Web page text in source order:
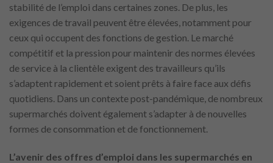
stabilité de l’emploi dans certaines zones. De plus, les
exigences de travail peuvent être élevées, notamment pour
ceux qui occupent des fonctions de gestion. Le marché
compétitif et la pression pour maintenir des normes élevées
de service à la clientèle exigent des travailleurs qu’ils
s’adaptent rapidement et soient prêts à faire face aux défis
quotidiens. Dans un contexte post-pandémique, de nombreux
supermarchés doivent également s’adapter à de nouvelles
formes de consommation et de fonctionnement.
L’avenir des offres d’emploi dans les supermarchés en